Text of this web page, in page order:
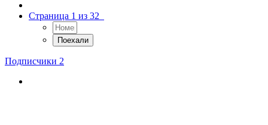
Страница 1 из 32
Подписчики 2